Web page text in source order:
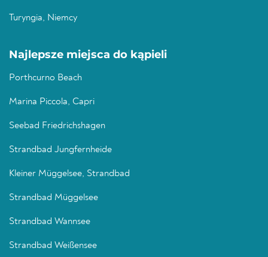
Turyngia, Niemcy
Najlepsze miejsca do kąpieli
Porthcurno Beach
Marina Piccola, Capri
Seebad Friedrichshagen
Strandbad Jungfernheide
Kleiner Müggelsee, Strandbad
Strandbad Müggelsee
Strandbad Wannsee
Strandbad Weißensee